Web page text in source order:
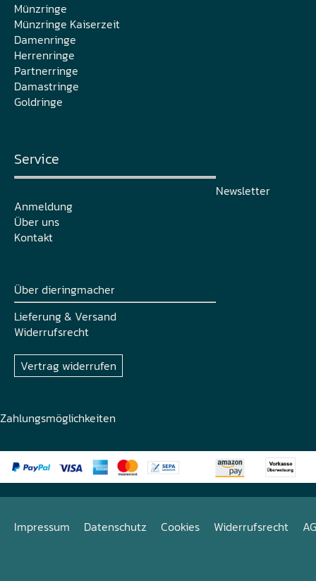
Münzringe
Münzringe Kaiserzeit
Damenringe
Herrenringe
Partnerringe
Damastringe
Goldringe
Service
Newsletter
Anmeldung
Über uns
Kontakt
Über dieringmacher
Lieferung & Versand
Widerrufsrecht
Vertrag widerrufen
Zahlungsmöglichkeiten
Impressum Datenschutz Cookies Widerrufsrecht